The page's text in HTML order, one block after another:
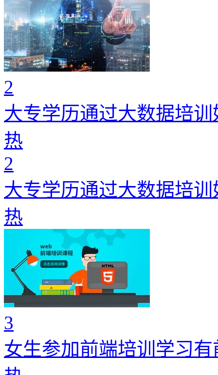
2
大专学历通过大数据培
热
2
大专学历通过大数据培
热
3
女生参加前端培训学习